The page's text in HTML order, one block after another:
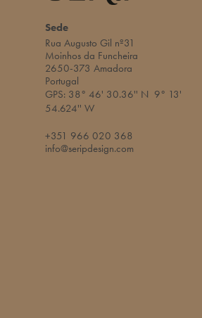
Sede
Rua Augusto Gil nº31
Moinhos da Funcheira
2650-373 Amadora
Portugal
GPS: 38° 46' 30.36'' N 9° 13'
54.624'' W​
+351 966 020 368
info@seripdesign.com